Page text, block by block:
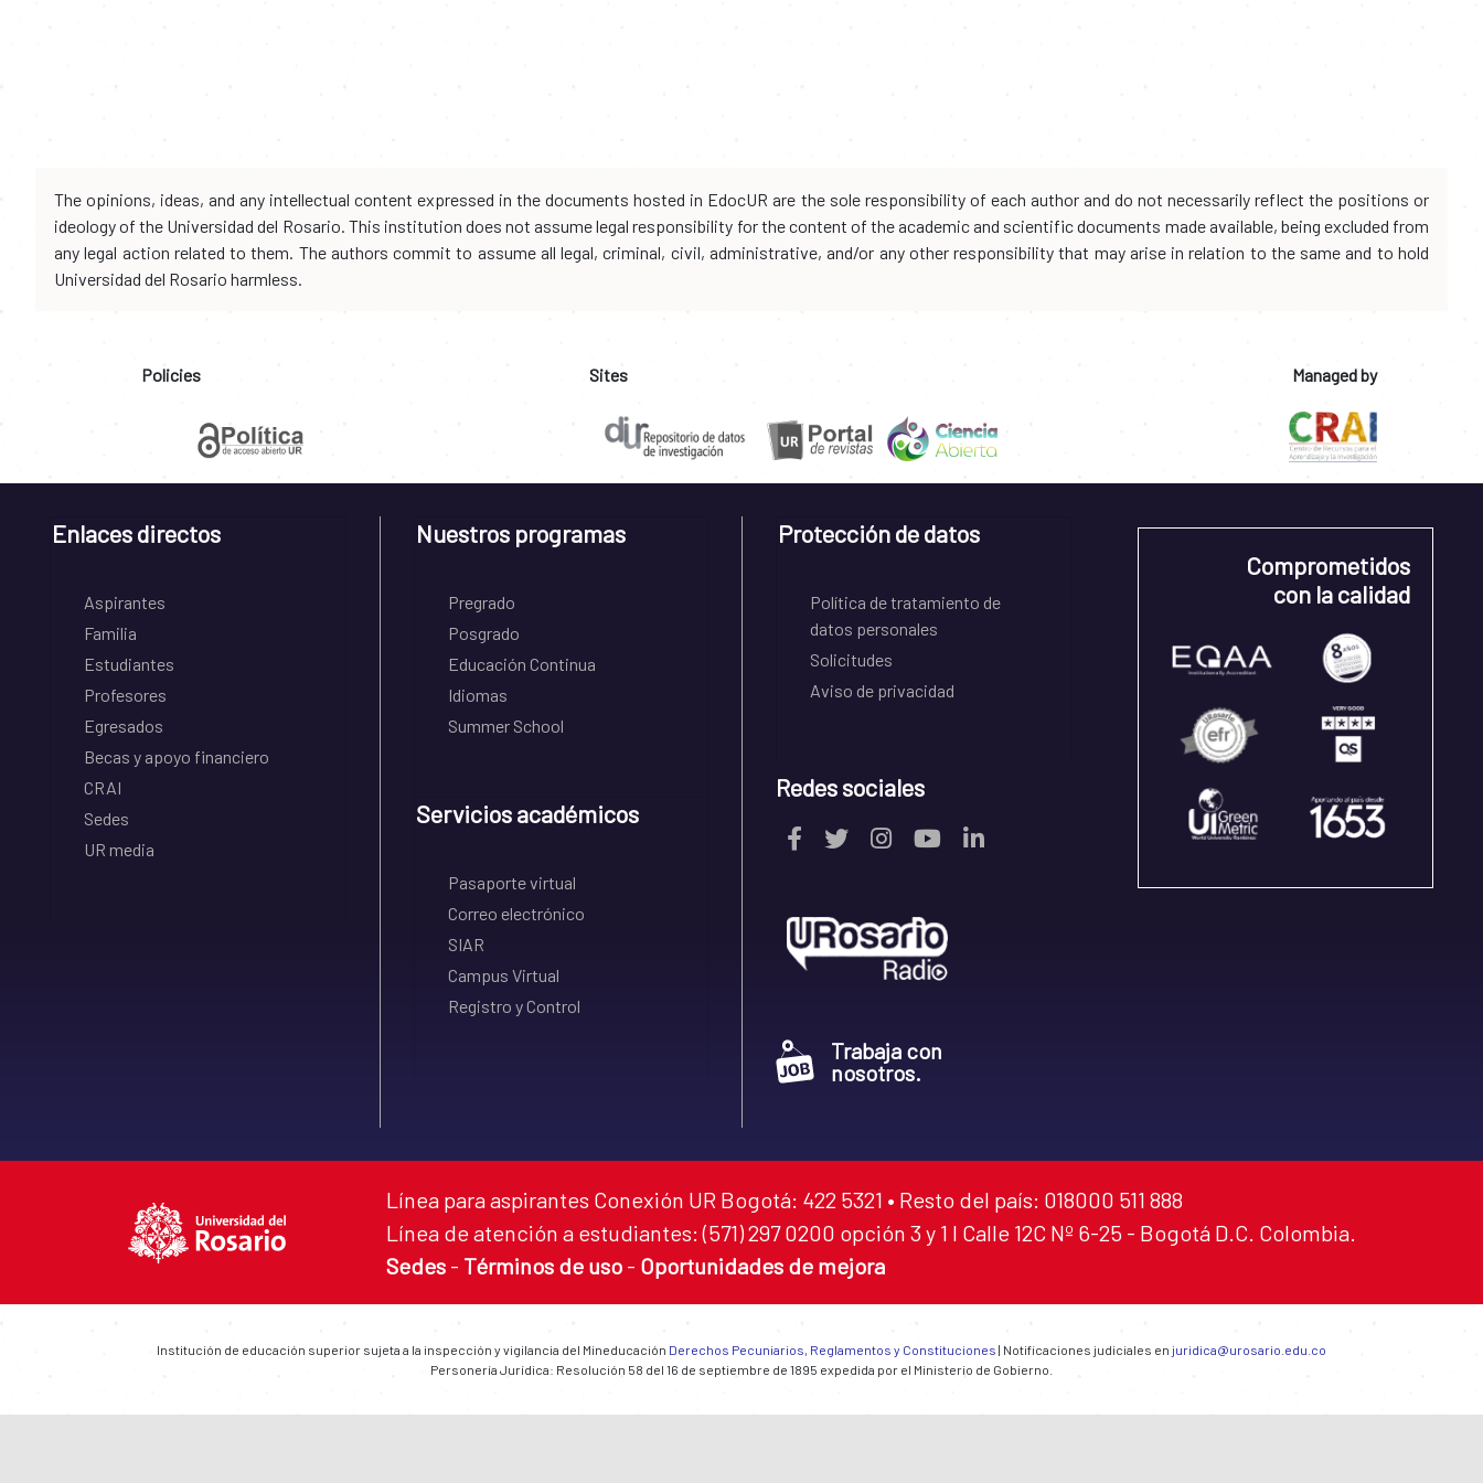
The opinions, ideas, and any intellectual content expressed in the documents hosted in EdocUR are the sole responsibility of each author and do not necessarily reflect the positions or
ideology of the Universidad del Rosario. This institution does not assume legal responsibility for the content of the academic and scientific documents made available, being excluded from
any legal action related to them. The authors commit to assume all legal, criminal, civil, administrative, and/or any other responsibility that may arise in relation to the same and to hold
Universidad del Rosario harmless.
Policies Sites Managed by
Enlaces directos
Aspirantes
Familia
Estudiantes
Profesores
Egresados
Becas y apoyo financiero
CRAI
Sedes
UR media
Nuestros programas
Pregrado
Posgrado
Educación Continua
Idiomas
Summer School
Servicios académicos
Pasaporte virtual
Correo electrónico
SIAR
Campus Virtual
Registro y Control
Protección de datos
Política de tratamiento de
datos personales
Solicitudes
Aviso de privacidad
Redes sociales
Trabaja con
nosotros.
Comprometidos
con la calidad
Línea para aspirantes Conexión UR Bogotá: 422 5321 • Resto del país: 018000 511 888
Línea de atención a estudiantes: (571) 297 0200 opción 3 y 1 I Calle 12C Nº 6-25 - Bogotá D.C. Colombia.
Sedes - Términos de uso - Oportunidades de mejora
Institución de educación superior sujeta a la inspección y vigilancia del Mineducación Derechos Pecuniarios, Reglamentos y Constituciones | Notificaciones judiciales en juridica@urosario.edu.co
Personería Jurídica: Resolución 58 del 16 de septiembre de 1895 expedida por el Ministerio de Gobierno.